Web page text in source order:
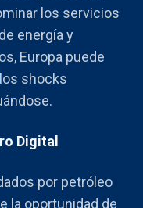
los servicios
energía y
Europa puede
shocks
Digital
por petróleo
la oportunidad de